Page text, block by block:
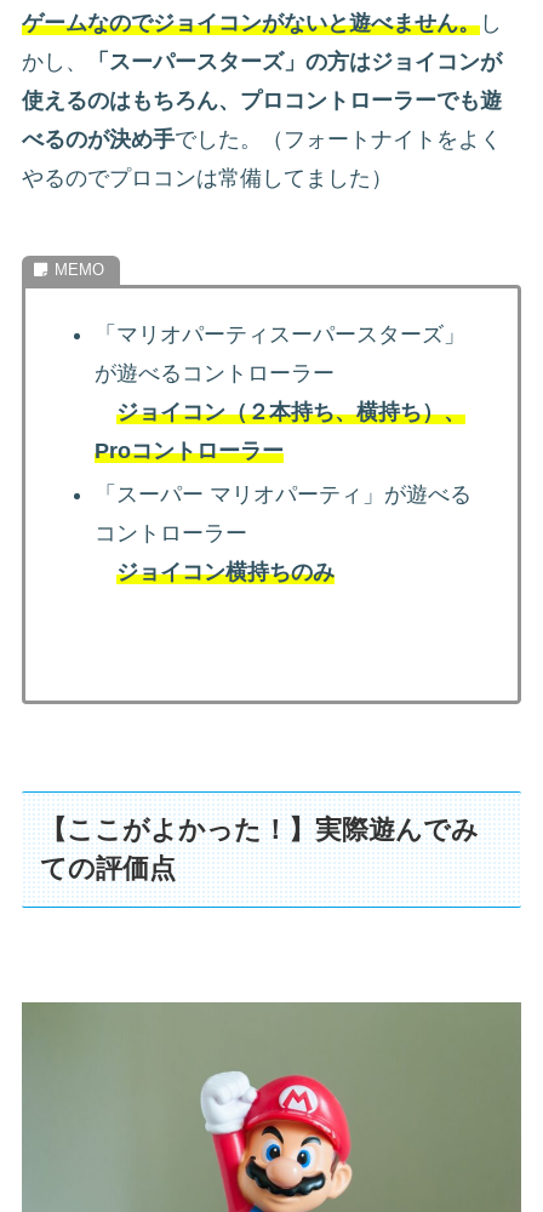
ゲームなのでジョイコンがないと遊べません。 し
かし、
「スーパースターズ」の方はジョイコンが
使えるのはもちろん、プロコントローラーでも遊
べるのが決め手でした。（フォートナイトをよく
やるのでプロコンは常備してました）
「マリオパーティスーパースターズ」
が遊べるコントローラー
ジョイコン（２本持ち、横持ち）、
Proコントローラー
「スーパー マリオパーティ」が遊べる
コントローラー
ジョイコン横持ちのみ
【ここがよかった！】実際遊んでみ
ての評価点